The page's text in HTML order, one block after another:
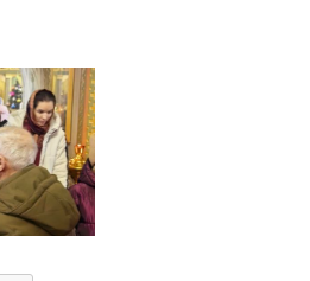
КОНТАКТЫ/РЕКВИЗИТЫ